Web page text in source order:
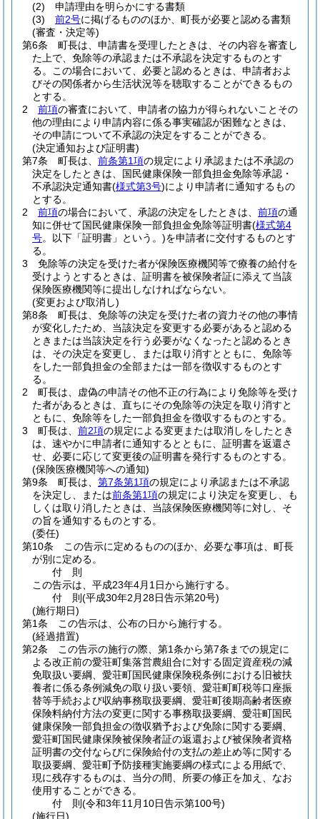
(2)
申請理由を明らかにする書類
(3)
前2号に掲げるもののほか、町長が必要と認める書類
(審査・決定等)
第6条
町長は、申請書を受理したときは、その内容を審査し
た上で、免除等の承認または不承認を決定するものとす
る。
この場合において、必要と認めるときは、申請者およ
びその関係者から生活状況等を聴取することができるもの
とする。
2
前項の審査において、申請者の協力が得られないことその
他の理由により申請内容に係る事実確認が困難なときは、
その申請について不承認の決定をすることができる。
(決定通知および証明書)
第7条
町長は、 前条第1項の規定により承認または不承認の
決定をしたときは、国民健康保険一部負担金免除等承認・
不承認決定通知書(様式第3号)により申請者に通知するもの
とする。
2
前項の場合において、承認の決定をしたときは、 前項の通
知に併せて国民健康保険一部負担金免除等証明書(様式第4
号。以下「証明書」という。)を申請者に交付するものとす
る。
3
免除等の決定を受けた者が保険医療機関等で療養の給付を
受けようとするときは、証明書を被保険者証に添えて当該
保険医療機関等に提出しなければならない。
(変更および取消し)
第8条
町長は、免除等の決定を受けた者の資力その他の事情
が変化したため、当該決定を変更する必要があると認める
ときまたは当該決定を行う必要がなくなったと認めるとき
は、その決定を変更し、または取り消すとともに、免除等
をした一部負担金の全部または一部を徴収するものとす
る。
2
町長は、虚偽の申請その他不正の行為により免除等を受け
た者があるときは、直ちにその免除等の決定を取り消すと
ともに、免除等をした一部負担金を徴収するものとする。
3
町長は、 前2項の規定による変更または取消しをしたとき
は、速やかに申請者に通知するとともに、証明書を返還さ
せ、必要に応じて変更後の証明書を発行するものとする。
(保険医療機関等への通知)
第9条
町長は、 第7条第1項の規定により承認または不承認
を決定し、または前条第1項の規定により決定を変更し、も
しくは取り消したときは、当該保険医療機関等に対し、そ
の旨を通知するものとする。
(委任)
第10条
この告示に定めるもののほか、必要な事項は、町長
が別に定める。
付 則
この告示は、平成23年4月1日から施行する。
付 則(平成30年2月28日告示第20号)
(施行期日)
第1条
この告示は、公布の日から施行する。
(経過措置)
第2条
この告示の施行の際、第1条から第7条までの規定に
よる改正前の愛荘町集落営農組合に対する固定資産税の減
免取扱い要綱、愛荘町国民健康保険税条例における旧被扶
養者に係る条例減免の取り扱い要領、愛荘町町税等口座振
替等手続および収納事務取扱要綱、愛荘町後期高齢者医療
保険料納付方法の変更に関する事務取扱要綱、愛荘町国民
健康保険一部負担金の徴収猶予および免除に関する要綱、
愛荘町国民健康保険被保険者証の返還および被保険者資格
証明書の交付ならびに保険給付の支払の差止め等に関する
取扱要綱、愛荘町予防接種実施要綱の様式による用紙で、
現に残存するものは、当分の間、所要の修正を加え、なお
使用することができる。
付 則(令和3年11月10日告示第100号)
(施行日)